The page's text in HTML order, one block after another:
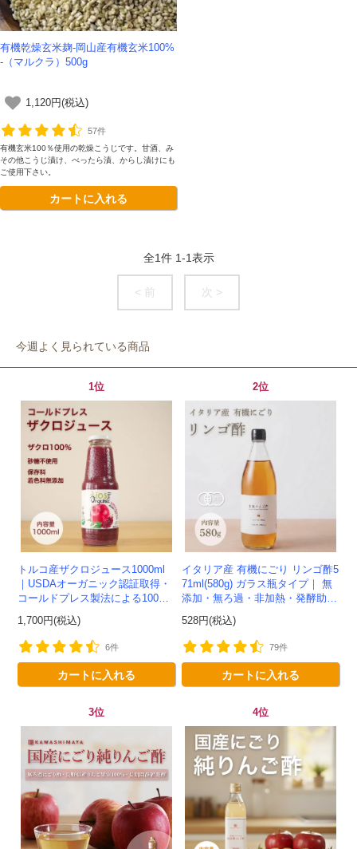
有機乾燥玄米麹-岡山産有機玄米100%
-（マルクラ）500g
1,120円(税込)
57件
有機玄米100％使用の乾燥こうじです。甘酒、み
その他こうじ漬け、べったら漬、からし漬けにも
ご使用下さい。
カートに入れる
全1件 1-1表示
< 前 次 >
今週よく見られている商品
1位
トルコ産ザクロジュース1000ml
｜USDAオーガニック認証取得・
コールドプレス製法による100%
ザクロジュース
1,700円(税込)
6件
カートに入れる
2位
イタリア産 有機にごり リンゴ酢5
71ml(580g) ガラス瓶タイプ｜ 無
添加・無ろ過・非加熱・発酵助剤
不使用のアップルサイダービネガ
ー -かわしま屋-
528円(税込)
79件
カートに入れる
3位 4位